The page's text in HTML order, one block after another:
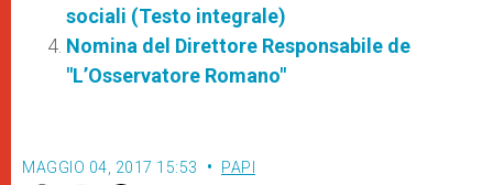
sociali (Testo integrale)
Nomina del Direttore Responsabile de
"L’Osservatore Romano"
MAGGIO 04, 2017 15:53 PAPI